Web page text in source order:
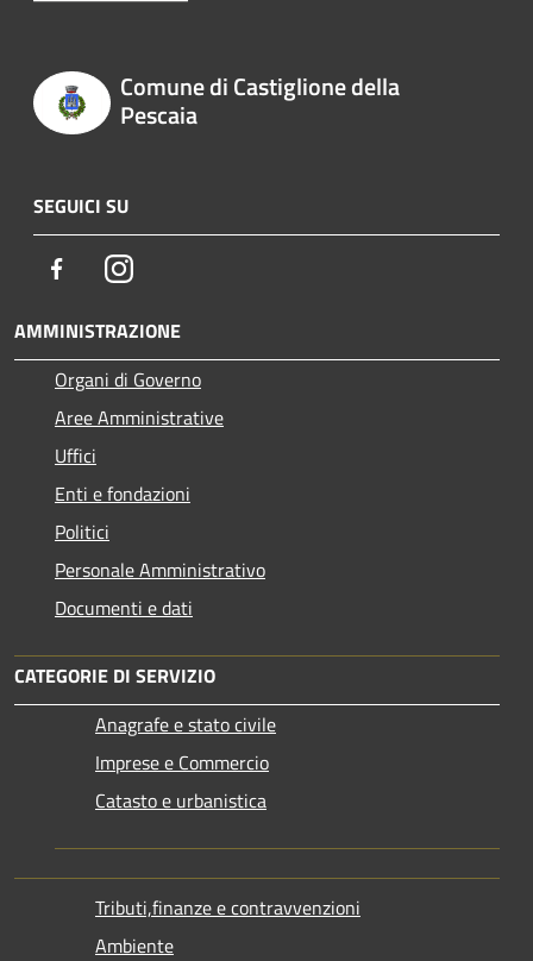
Comune di Castiglione della
Pescaia
SEGUICI SU
FacebookInstagram
AMMINISTRAZIONE
Organi di Governo
Aree Amministrative
Uffici
Enti e fondazioni
Politici
Personale Amministrativo
Documenti e dati
CATEGORIE DI SERVIZIO
Anagrafe e stato civile
Imprese e Commercio
Catasto e urbanistica
Tributi,finanze e contravvenzioni
Ambiente